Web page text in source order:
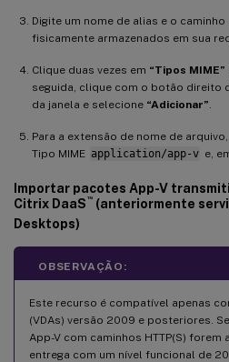
Digite um nome de alias e o
fisicamente armazenados em sua
Clique duas vezes em “Tipos MIME”
seguida, clique com o botão direito
da janela e selecione “Adicionar”
Para a extensão de nome de
Tipo MIME application/app-v e,
Importar pacotes App-V
Citrix DaaS ™ (anteriormente
Desktops)
OBSERVAÇÃO:
Este recurso é compatível apenas
(VDAs) versão 2009 e posteriores.
App-V com caminhos HTTP(S)
entrega com um nível funcional de